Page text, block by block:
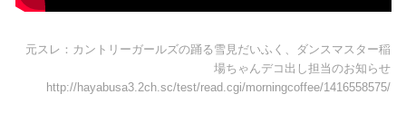
元スレ：カントリーガールズの踊る雪見だいふく、ダンスマスター稲
場ちゃんデコ出し担当のお知らせ
http://hayabusa3.2ch.sc/test/read.cgi/morningcoffee/1416558575/